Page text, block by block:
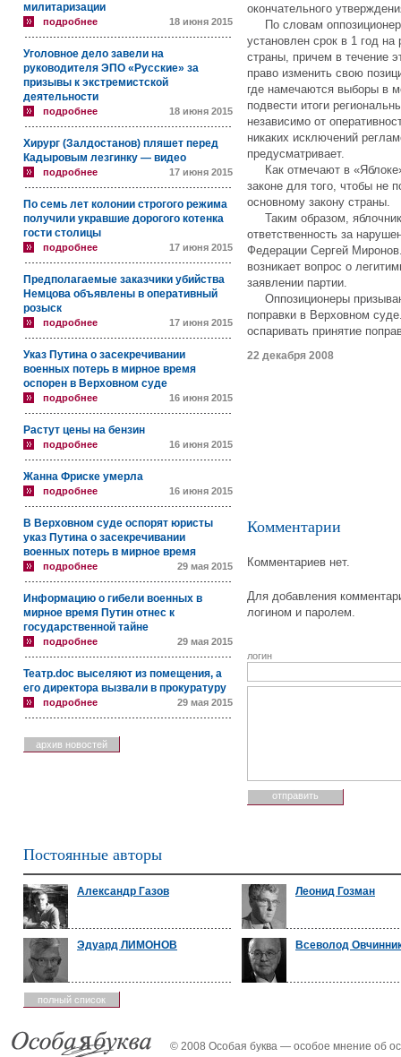
милитаризации
подробнее 18 июня 2015
Уголовное дело завели на
руководителя ЭПО «Русские» за
призывы к экстремистской
деятельности
подробнее 18 июня 2015
Хирург (Залдостанов) пляшет перед
Кадыровым лезгинку — видео
подробнее 17 июня 2015
По семь лет колонии строгого режима
получили укравшие дорогого котенка
гости столицы
подробнее 17 июня 2015
Предполагаемые заказчики убийства
Немцова объявлены в оперативный
розыск
подробнее 17 июня 2015
Указ Путина о засекречивании
военных потерь в мирное время
оспорен в Верховном суде
подробнее 16 июня 2015
Растут цены на бензин
подробнее 16 июня 2015
Жанна Фриске умерла
подробнее 16 июня 2015
В Верховном суде оспорят юристы
указ Путина о засекречивании
военных потерь в мирное время
подробнее 29 мая 2015
Информацию о гибели военных в
мирное время Путин отнес к
государственной тайне
подробнее 29 мая 2015
Театр.doc выселяют из помещения, а
его директора вызвали в прокуратуру
подробнее 29 мая 2015
архив новостей
окончательного
По словам
установлен срок в 1 год на
страны, причем в течение
право изменить свою
где намечаются выборы в
подвести итоги
независимо от
никаких исключений
предусматривает.
Как отмечают в
законе для того, чтобы не
основному закону страны.
Таким образом,
ответственность за
Федерации Сергей
возникает вопрос о
заявлении партии.
Оппозиционеры
поправки в Верховном
оспаривать принятие
22 декабря 2008
Комментарии
Комментариев нет.
Для добавления
логином и паролем.
логин
Постоянные авторы
Александр Газов Леонид Гозман
Эдуард ЛИМОНОВ Всеволод
полный список
© 2008 Особая буква — особое мнение об